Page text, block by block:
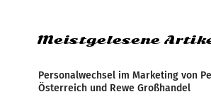
Meistgelesene
Personalwechsel im Marketing von
Österreich und Rewe Großhandel